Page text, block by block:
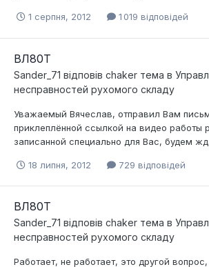
1 серпня, 2012 1 019 відповідей
ВЛ80Т
Sander_71 відповів chaker тема в
несправностей рухомого складу
Уважаемый Вячеслав, отправил Вам
приклеплённой ссылкой на видео работы
записанной специально для Вас, будем
18 липня, 2012 729 відповідей
ВЛ80Т
Sander_71 відповів chaker тема в
несправностей рухомого складу
Работает, не работает, это другой